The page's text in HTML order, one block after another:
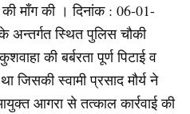
माँग की । दिनांक : 06-01-
अन्तर्गत स्थित पुलिस चौकी
की बर्बरता पूर्ण पिटाई व
जिसकी स्वामी प्रसाद मौर्य ने
आगरा से तत्काल कार्रवाई की